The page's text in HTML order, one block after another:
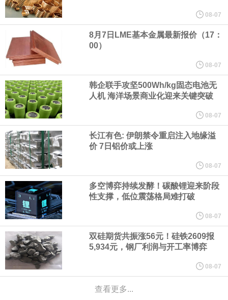
心技术等多项已商业化应用的核心技术并已应用于公司的高性能通
用人形机器人、四足机器人等产品。
美国总统特朗普6日否认他对国防部长赫格塞思不满，称对赫格塞思
所做的工作“非常满意”。特朗普在社交媒体上发帖称，一些媒体有关
他与赫格塞思就弹药短缺问题发生冲突的报道是“完全没有根据的谣
言”，他对赫格塞思所做的工作“非常满意”。
纽约期银突破64美元/盎司，日内涨3.91%。
据报道，威刚近日在法说会上表示，在需求增加、价格走高及货源
稳定的三大有利因素带动下，预期第3季度营运将优于第2季度，并
进一步扩大全年营运成果。
美国国会预算办公室（CBO）于当地时间5日发布报告称，美国海军
计划建造的15艘核动力“特朗普级”（Trump-class）战列舰，从研发
08-07
8月7日LME基本金属最新报价（17：
00）
08-07
韩企联手攻坚500Wh/kg固态电池无
人机 海洋场景商业化迎来关键突破
08-07
长江有色: 伊朗禁令重启注入地缘溢
价 7日铝价或上涨
08-07
多空博弈持续发酵！碳酸锂迎来阶段
性支撑，低位震荡格局难打破
08-07
双硅期货共振涨56元！硅铁2609报
5,934元，钢厂利润与开工率博弈
08-07
查看更多...